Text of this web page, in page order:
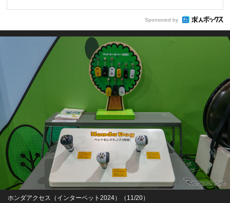
Sponsored by
ホンダアクセス（インターペット2024）（11/20）